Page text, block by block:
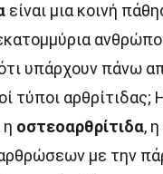
είναι μια κοινή
υπάρχουν πάνω
τύποι αρθρίτιδας;
η οστεοαρθρίτιδα,
με την